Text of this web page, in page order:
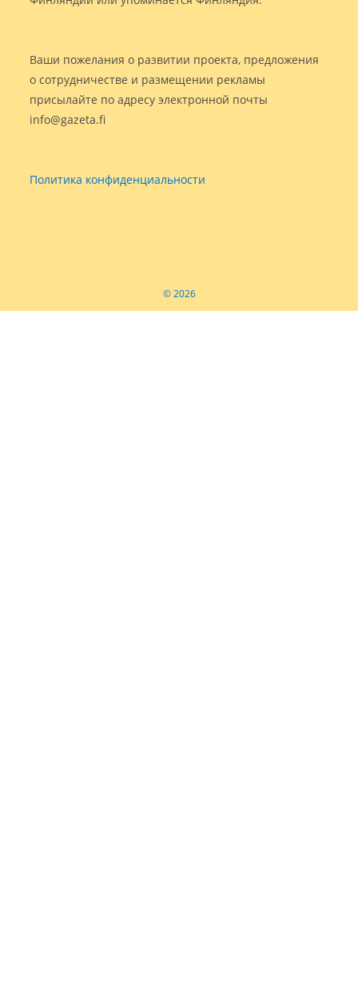
Ваши пожелания о развитии проекта, предложения
о сотрудничестве и размещении рекламы
присылайте по адресу электронной почты
info@gazeta.fi
Политика конфиденциальности
© 2026